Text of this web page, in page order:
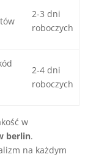
2-3 dni
roboczych
2-4 dni
roboczych
w
berlin.
na każdym